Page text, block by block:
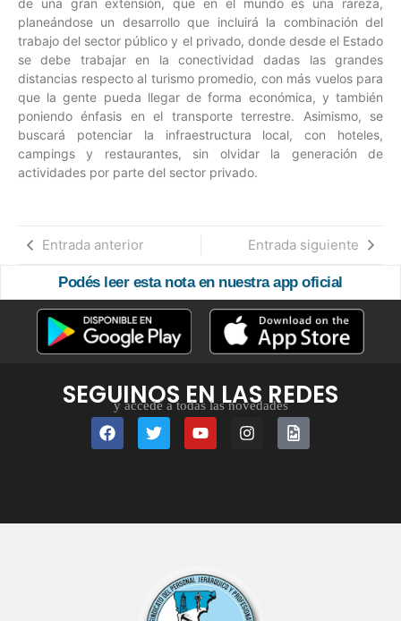
de una gran extensión, que en el mundo es una rareza,
planeándose un desarrollo que incluirá la combinación del
trabajo del sector público y el privado, donde desde el Estado
se debe trabajar en la conectividad dadas las grandes
distancias respecto al turismo promedio, con más vuelos para
que la gente pueda llegar de forma económica, y también
poniendo énfasis en el transporte terrestre. Asimismo, se
buscará potenciar la infraestructura local, con hoteles,
campings y restaurantes, sin olvidar la generación de
actividades por parte del sector privado.
Entrada anterior Entrada siguiente
Podés leer esta nota en nuestra app oficial
SEGUINOS EN LAS REDES
y accedé a todas las novedades